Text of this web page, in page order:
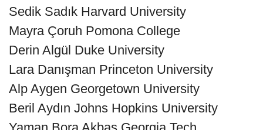
Sedik Sadık Harvard University
Mayra Çoruh Pomona College
Derin Algül Duke University
Lara Danışman Princeton University
Alp Aygen Georgetown University
Beril Aydın Johns Hopkins University